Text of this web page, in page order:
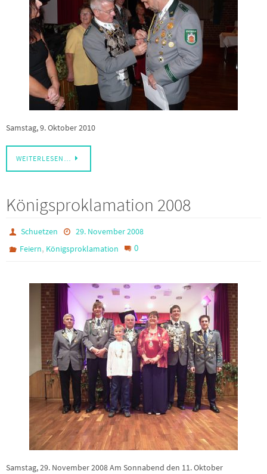
Samstag, 9. Oktober 2010
WEITERLESEN…
Königsproklamation 2008
Schuetzen
29. November 2008
Feiern, Königsproklamation 0
Samstag, 29. November 2008 Am Sonnabend den 11. Oktober